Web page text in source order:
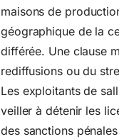
maisons de
géographique de la
différée. Une clause
rediffusions ou du
Les exploitants de
veiller à détenir les
des sanctions